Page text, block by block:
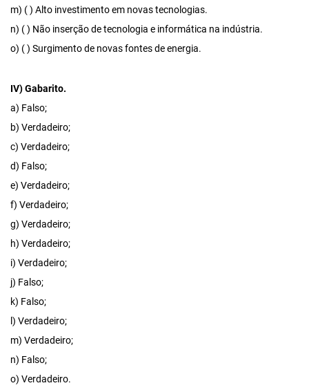
m) ( ) Alto investimento em novas tecnologias.
n) ( ) Não inserção de tecnologia e informática na indústria.
o) ( ) Surgimento de novas fontes de energia.
IV) Gabarito.
a) Falso;
b) Verdadeiro;
c) Verdadeiro;
d) Falso;
e) Verdadeiro;
f) Verdadeiro;
g) Verdadeiro;
h) Verdadeiro;
i) Verdadeiro;
j) Falso;
k) Falso;
l) Verdadeiro;
m) Verdadeiro;
n) Falso;
o) Verdadeiro.